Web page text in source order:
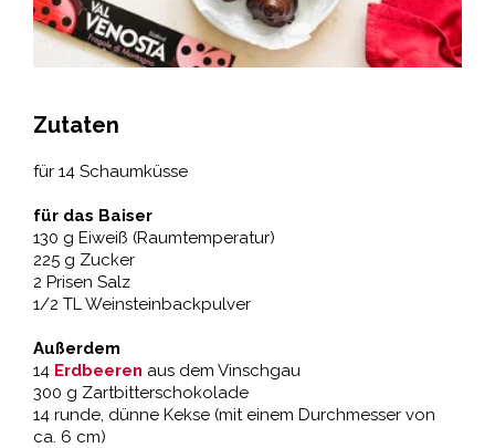
Zutaten
für 14 Schaumküsse
für das Baiser
130 g Eiweiß (Raumtemperatur)
225 g Zucker
2 Prisen Salz
1/2 TL Weinsteinbackpulver
Außerdem
14 Erdbeeren aus dem Vinschgau
300 g Zartbitterschokolade
14 runde, dünne Kekse (mit einem Durchmesser von
ca. 6 cm)